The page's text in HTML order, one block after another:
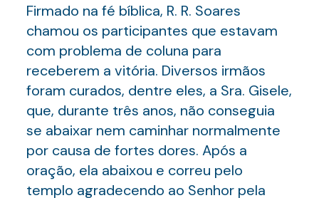
Firmado na fé bíblica, R. R. Soares
chamou os participantes que estavam
com problema de coluna para
receberem a vitória. Diversos irmãos
foram curados, dentre eles, a Sra. Gisele,
que, durante três anos, não conseguia
se abaixar nem caminhar normalmente
por causa de fortes dores. Após a
oração, ela abaixou e correu pelo
templo agradecendo ao Senhor pela